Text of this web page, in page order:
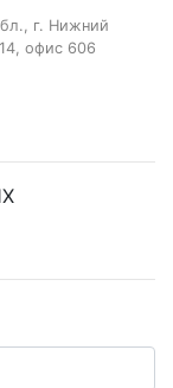
г. Нижний
офис 606